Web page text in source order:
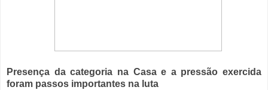
Presença da categoria na Casa e a pressão exercida
foram passos importantes na luta